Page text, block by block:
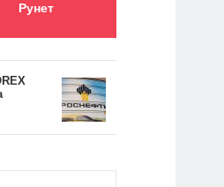
Рунет
Долг «Роснефти»
5,2 триллиона